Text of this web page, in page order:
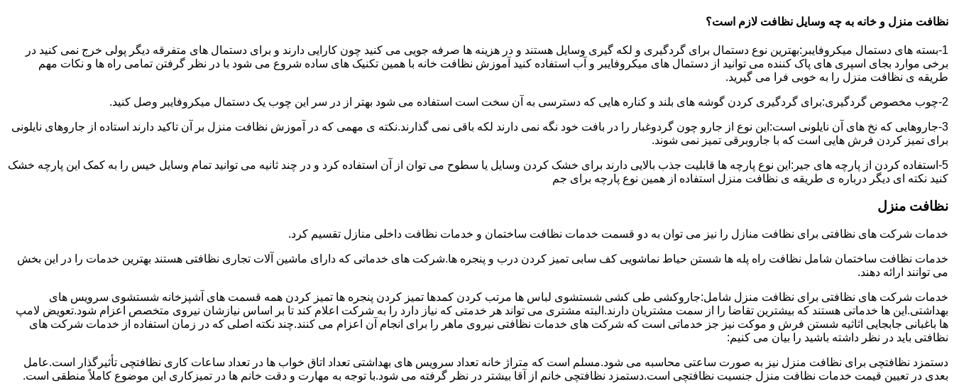
نظافت منزل و خانه به چه وسایل نظافت لازم است؟
1-بسته های دستمال میکروفایبر:بهترین نوع دستمال برای گردگیری و لکه گیری وسایل هستند و در هزینه ها صرفه جویی می کنید چون کارایی دارند و برای دستمال های متفرقه دیگر پولی خرج نمی کنید در
برخی موارد بجای اسپری های پاک کننده می توانید از دستمال های میکروفایبر و آب استفاده کنید آموزش نظافت خانه با همین تکنیک های ساده شروع می شود با در نظر گرفتن تمامی راه ها و نکات مهم
طریقه ی نظافت منزل را به خوبی فرا می گیرید.
2-چوب مخصوص گردگیری:برای گردگیری کردن گوشه های بلند و کناره هایی که دسترسی به آن سخت است استفاده می شود بهتر از در سر این چوب یک دستمال میکروفایبر وصل کنید.
3-جاروهایی که نخ های آن نایلونی است:این نوع از جارو چون گردوغبار را در بافت خود نگه نمی دارند لکه باقی نمی گذارند.نکته ی مهمی که در آموزش نظافت منزل بر آن تاکید دارند استاده از جاروهای نایلونی
برای تمیز کردن فرش هایی است که با جاروبرقی تمیز نمی شوند.
5-استفاده کردن از پارچه های جیر:این نوع پارچه ها قابلیت جذب بالایی دارند برای خشک کردن وسایل یا سطوح می توان از آن استفاده کرد و در چند ثانیه می توانید تمام وسایل خیس را به کمک این پارچه خشک
کنید نکته ای دیگر درباره ی طریقه ی نظافت منزل استفاده از همین نوع پارچه برای جم
نظافت منزل
خدمات شرکت های نظافتی برای نظافت منازل را نیز می توان به دو قسمت خدمات نظافت ساختمان و خدمات نظافت داخلی منازل تقسیم کرد.
خدمات نظافت ساختمان شامل نظافت راه پله ها شستن حیاط نماشویی کف سابی تمیز کردن درب و پنجره ها.شرکت های خدماتی که دارای ماشین آلات تجاری نظافتی هستند بهترین خدمات را در این بخش
می توانند ارائه دهند.
خدمات شرکت های نظافتی برای نظافت منزل شامل:جاروکشی طی کشی شستشوی لباس ها مرتب کردن کمدها تمیز کردن پنجره ها تمیز کردن همه قسمت های آشپزخانه شستشوی سرویس های
بهداشتی.این ها خدماتی هستند که بیشترین تقاضا را از سمت مشتریان دارند.البته مشتری می تواند هر خدمتی که نیاز دارد را به شرکت اعلام کند تا بر اساس نیازشان نیروی متخصص اعزام شود.تعویض لامپ
ها باغبانی جابجایی اثاثیه شستن فرش و موکت نیز جز خدماتی است که شرکت های خدمات نظافتی نیروی ماهر را برای انجام آن اعزام می کنند.چند نکته اصلی که در زمان استفاده از خدمات شرکت های
نظافتی باید در نظر داشته باشید را بیان می کنیم:
دستمزد نظافتچی برای نظافت منزل نیز به صورت ساعتی محاسبه می شود.مسلم است که متراژ خانه تعداد سرویس های بهداشتی تعداد اتاق خواب ها در تعداد ساعات کاری نظافتچی تأثیرگذار است.عامل
بعدی در تعیین قیمت خدمات نظافت منزل جنسیت نظافتچی است.دستمزد نظافتچی خانم از آقا بیشتر در نظر گرفته می شود.با توجه به مهارت و دقت خانم ها در تمیزکاری این موضوع کاملاً منطقی است.